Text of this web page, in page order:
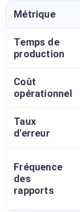
Métrique
Temps de
production
Coût
opérationnel
Taux
d'erreur
Fréquence
des
rapports